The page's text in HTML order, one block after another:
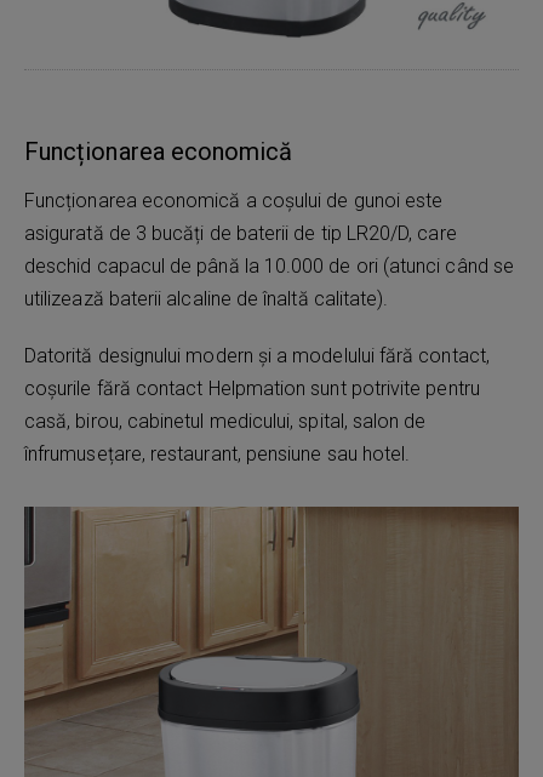
Funcționarea economică
Funcționarea economică a coșului de gunoi este
asigurată de 3 bucăți de baterii de tip LR20/D, care
deschid capacul de până la 10.000 de ori (atunci când se
utilizează baterii alcaline de înaltă calitate).
Datorită designului modern și a modelului fără contact,
coșurile fără contact Helpmation sunt potrivite pentru
casă, birou, cabinetul medicului, spital, salon de
înfrumusețare, restaurant, pensiune sau hotel.